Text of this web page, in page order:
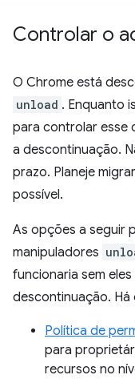
Controlar o
O Chrome está
unload . Enquanto
para controlar esse
a descontinuação.
prazo. Planeje
possível.
As opções a seguir
manipuladores
funcionaria sem
descontinuação.
Política de
para
recursos no